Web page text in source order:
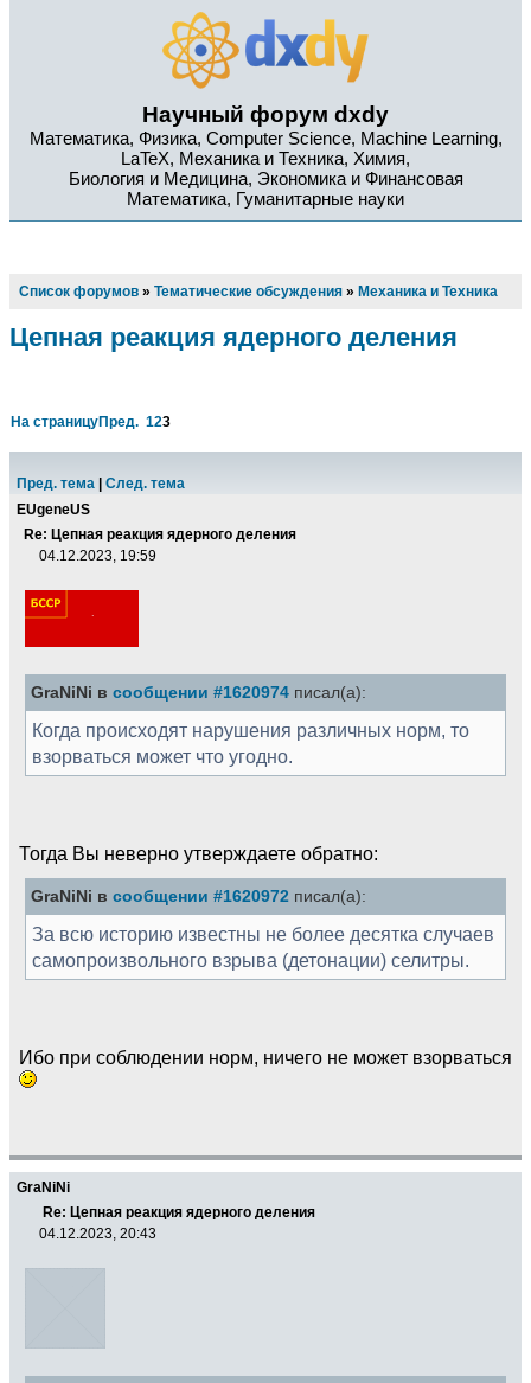
Научный форум dxdy
Математика, Физика, Computer Science, Machine Learning,
LaTeX, Механика и Техника, Химия,
Биология и Медицина, Экономика и Финансовая
Математика, Гуманитарные науки
Список форумов » Тематические обсуждения » Механика и Техника
Цепная реакция ядерного деления
На страницуПред. 123
Пред. тема
След. тема
EUgeneUS
Re: Цепная реакция ядерного деления
04.12.2023, 19:59
GraNiNi в сообщении #1620974 писал(а):
Когда происходят нарушения различных норм, то
взорваться может что угодно.
Тогда Вы неверно утверждаете обратно:
GraNiNi в сообщении #1620972 писал(а):
За всю историю известны не более десятка случаев
самопроизвольного взрыва (детонации) селитры.
Ибо при соблюдении норм, ничего не может взорваться
GraNiNi
Re: Цепная реакция ядерного деления
04.12.2023, 20:43